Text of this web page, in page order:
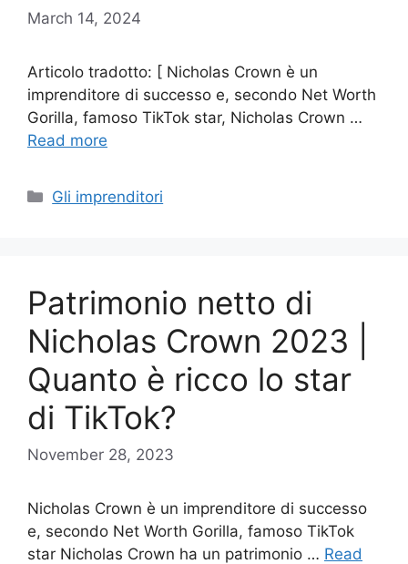
March 14, 2024
Articolo tradotto: [ Nicholas Crown è un
imprenditore di successo e, secondo Net Worth
Gorilla, famoso TikTok star, Nicholas Crown …
Read more
Categories
Gli imprenditori
Patrimonio netto di
Nicholas Crown 2023 |
Quanto è ricco lo star
di TikTok?
November 28, 2023
Nicholas Crown è un imprenditore di successo
e, secondo Net Worth Gorilla, famoso TikTok
star Nicholas Crown ha un patrimonio … Read